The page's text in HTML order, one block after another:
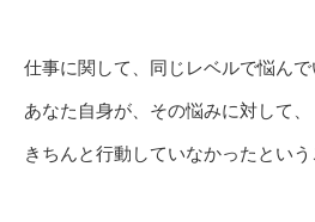
仕事に関して、同じレベルで悩んで
あなた自身が、その悩みに対して、
きちんと行動していなかったという